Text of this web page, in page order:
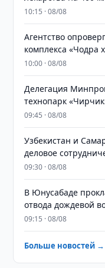
10:15 · 08/08
Агентство
комплекса «Чодра
10:00 · 08/08
Делегация
технопарк
09:45 · 08/08
Узбекистан и
деловое
09:30 · 08/08
В Юнусабаде
отвода дождевой
09:15 · 08/08
Больше новостей →